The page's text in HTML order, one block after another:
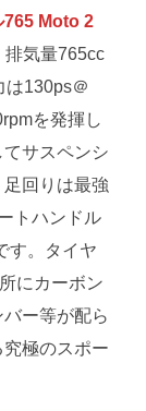
765 Moto 2
排気量765cc
は130ps＠
を発揮し
サスペンシ
回りは最強
トハンドル
す。タイヤ
にカーボン
ー等が配ら
極のスポー